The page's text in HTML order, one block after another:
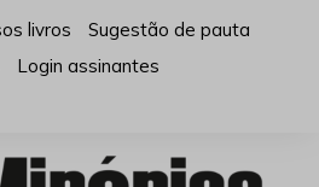
livros
Sugestão de pauta
Login assinantes